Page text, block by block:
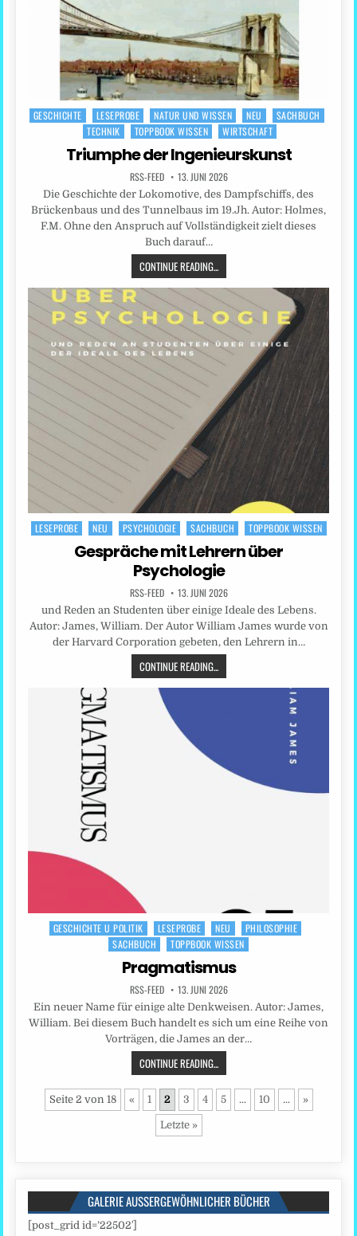
Posted
GESCHICHTE LESEPROBE NATUR UND WISSEN NEU
SACHBUCH
TECHNIK
TOPPBOOK WISSEN WIRTSCHAFT
Triumphe der Ingenieurskunst
RSS-FEED 13. JUNI 2026
Die Geschichte der Lokomotive, des Dampfschiffs, des
Brückenbaus und des Tunnelbaus im 19.Jh. Autor: Holmes,
F.M. Ohne den Anspruch auf Vollständigkeit zielt dieses
Buch darauf…
CONTINUE READING...
Posted
LESEPROBE NEU PSYCHOLOGIE SACHBUCH TOPPBOOK WISSEN
Gespräche mit Lehrern über
Psychologie
RSS-FEED 13. JUNI 2026
und Reden an Studenten über einige Ideale des Lebens.
Autor: James, William. Der Autor William James wurde von
der Harvard Corporation gebeten, den Lehrern in…
CONTINUE READING...
Posted
GESCHICHTE U POLITIK LESEPROBE NEU
PHILOSOPHIE
SACHBUCH
TOPPBOOK WISSEN
Pragmatismus
RSS-FEED 13. JUNI 2026
Ein neuer Name für einige alte Denkweisen. Autor: James,
William. Bei diesem Buch handelt es sich um eine Reihe von
Vorträgen, die James an der…
CONTINUE READING...
Seite 2 von 18 « 1 2 3 4 5 ... 10 ... »
Letzte »
GALERIE AUSSERGEWÖHNLICHER BÜCHER
[post_grid id=’22502′]